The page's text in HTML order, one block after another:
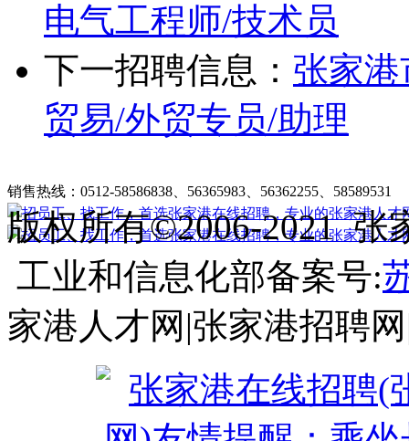
电气工程师/技术员
下一招聘信息： 张家
贸易/外贸专员/助理
销售热线：0512-58586838、56365983、56362255、58589531
版权所有©2006-2021 张
工业和信息化部备案号:
家港人才网|张家港招聘